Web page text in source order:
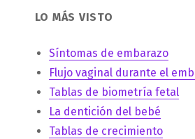
LO MÁS VISTO
Síntomas de embarazo
Flujo vaginal durante el
Tablas de biometría fetal
La dentición del bebé
Tablas de crecimiento